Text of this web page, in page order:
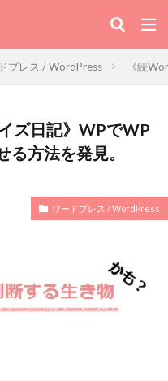
プレス / WordPress 《続
ズ日記》WPでWP
方法を発見。
ワードプレス / WordPress